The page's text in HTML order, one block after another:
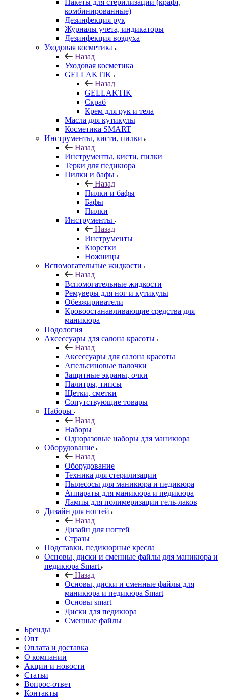
Пакеты для стерилизации (крафт,
комбинированные)
Дезинфекция рук
Журналы учета, индикаторы
Дезинфекция воздуха
Уходовая косметика
Назад
Уходовая косметика
GELLAKTIK
Назад
GELLAKTIK
Скраб
Крем для рук и тела
Масла для кутикулы
Косметика SMART
Инструменты, кисти, пилки
Назад
Инструменты, кисти, пилки
Терки для педикюра
Пилки и бафы
Назад
Пилки и бафы
Бафы
Пилки
Инструменты
Назад
Инструменты
Кюретки
Ножницы
Вспомогательные жидкости
Назад
Вспомогательные жидкости
Ремуверы для ног и кутикулы
Обезжириватели
Кровоостанавливающие средства для
маникюра
Подология
Аксессуары для салона красоты
Назад
Аксессуары для салона красоты
Апельсиновые палочки
Защитные экраны, очки
Палитры, типсы
Щетки, сметки
Сопутствующие товары
Наборы
Назад
Наборы
Одноразовые наборы для маникюра
Оборудование
Назад
Оборудование
Техника для стерилизации
Пылесосы для маникюра и педикюра
Аппараты для маникюра и педикюра
Лампы для полимеризации гель-лаков
Дизайн для ногтей
Назад
Дизайн для ногтей
Стразы
Подставки, педикюрные кресла
Основы, диски и сменные файлы для маникюра и
педикюра Smart
Назад
Основы, диски и сменные файлы для
маникюра и педикюра Smart
Основы smart
Диски для педикюра
Сменные файлы
Бренды
Опт
Оплата и доставка
О компании
Акции и новости
Статьи
Вопрос-ответ
Контакты